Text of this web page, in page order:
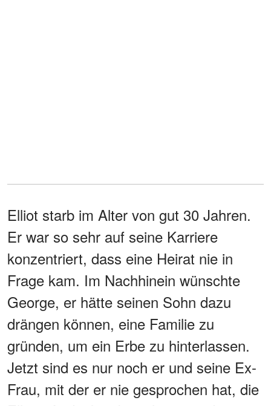
Elliot starb im Alter von gut 30 Jahren.
Er war so sehr auf seine Karriere
konzentriert, dass eine Heirat nie in
Frage kam. Im Nachhinein wünschte
George, er hätte seinen Sohn dazu
drängen können, eine Familie zu
gründen, um ein Erbe zu hinterlassen.
Jetzt sind es nur noch er und seine Ex-
Frau, mit der er nie gesprochen hat, die